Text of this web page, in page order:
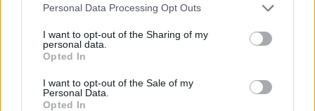
Personal Data Processing Opt Outs
I want to opt-out of the Sharing of my
personal data.
Opted In
I want to opt-out of the Sale of my
Personal Data.
Opted In